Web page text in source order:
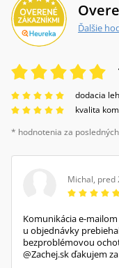
Ďalšie
dodacia
kvalita
* hodnotenia za
Michal, pred
Komunikácia e-
u objednávky
bezproblémovou
@Zachej.sk ďakujem